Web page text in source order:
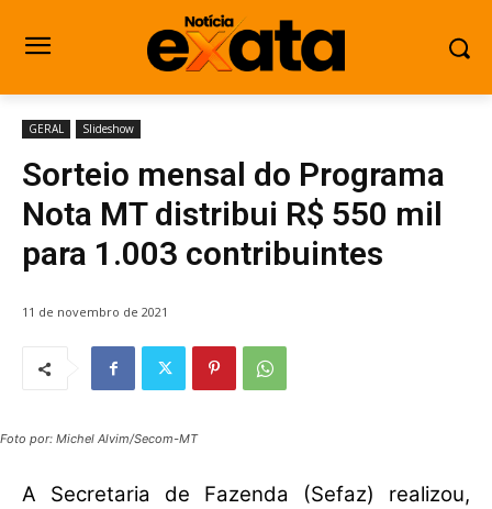
GERAL Slideshow
Sorteio mensal do Programa
Nota MT distribui R$ 550 mil
para 1.003 contribuintes
11 de novembro de 2021
Foto por: Michel Alvim/Secom-MT
A Secretaria de Fazenda (Sefaz) realizou,